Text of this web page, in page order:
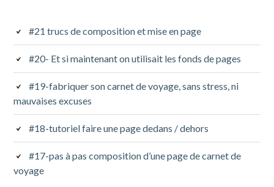
subsidiaire
#21 trucs de composition et mise en page
#20- Et si maintenant on utilisait les fonds de pages
#19-fabriquer son carnet de voyage, sans stress, ni
mauvaises excuses
#18-tutoriel faire une page dedans / dehors
#17-pas à pas composition d’une page de carnet de
voyage